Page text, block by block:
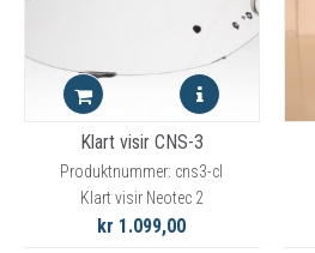
Klart visir CNS-3
Produktnummer: cns3-cl
Klart visir Neotec 2
kr 1.099,00